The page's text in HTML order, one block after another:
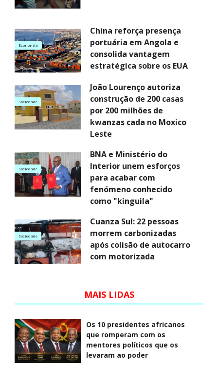
Economia
China reforça presença
portuária em Angola e
consolida vantagem
estratégica sobre os EUA
Sociedade
João Lourenço autoriza
construção de 200 casas
por 200 milhões de
kwanzas cada no Moxico
Leste
Sociedade
BNA e Ministério do
Interior unem esforços
para acabar com
fenómeno conhecido
como "kinguila"
Sociedade
Cuanza Sul: 22 pessoas
morrem carbonizadas
após colisão de autocarro
com motorizada
MAIS LIDAS
Os 10 presidentes africanos
que romperam com os
mentores políticos que os
levaram ao poder